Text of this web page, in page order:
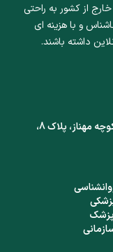
از کشور به راحتی
و با هزینه ای
داشته باشند.
تهران، خ ولیعصر، نرسیده به پل پارک وی، کوچه مهناز، پلاک 8،